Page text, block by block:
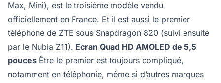
Max, Mini), est le troisième modèle vendu
officiellement en France. Et il est aussi le premier
téléphone de ZTE sous Snapdragon 820 (suivi ensuite
par le Nubia Z11). Ecran Quad HD AMOLED de 5,5
pouces Être le premier est toujours compliqué,
notamment en téléphonie, même si d’autres marques